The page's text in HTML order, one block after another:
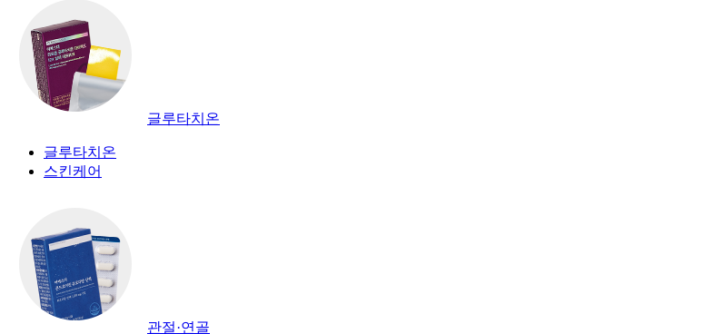
글루타치온
글루타치온
스킨케어
관절·연골